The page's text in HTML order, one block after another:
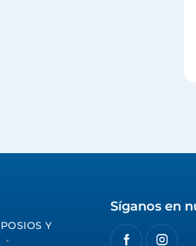
Y
Síganos en